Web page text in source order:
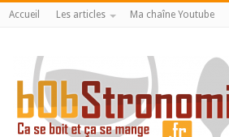
Accueil Les articles Ma chaîne Youtube